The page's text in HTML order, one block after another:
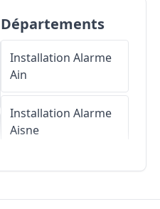
Départements
Installation Alarme
Ain
Installation Alarme
Aisne
Installation Alarme